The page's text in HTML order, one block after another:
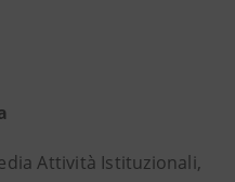
Attività Istituzionali,